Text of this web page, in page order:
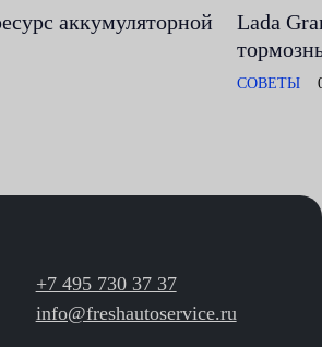
аккумуляторной
Lada
СОВЕТЫ
+7 495 730 37 37
info@freshautoservice.ru